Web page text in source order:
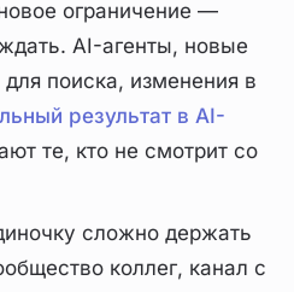
ограничение —
AI-агенты, новые
поиска, изменения в
результат в AI-
те, кто не смотрит со
сложно держать
коллег, канал с